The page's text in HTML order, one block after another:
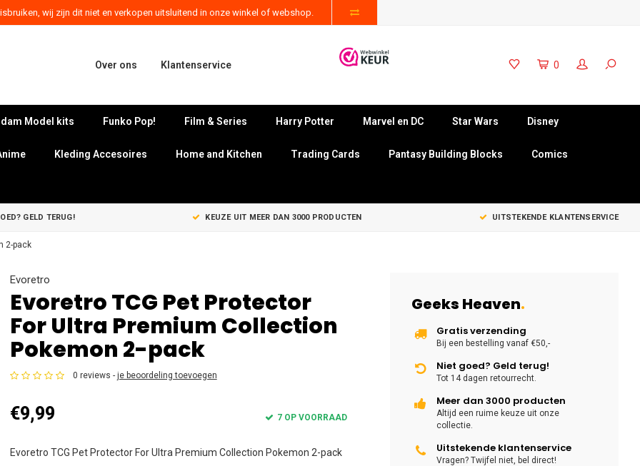
wij zijn dit niet en verkopen uitsluitend in onze winkel of webshop.
Over ons Klantenservice 0
Model kits Funko Pop! Film & Series Harry Potter Marvel en DC Star Wars Disney
Kleding Accesoires Home and Kitchen Trading Cards Pantasy Building Blocks Comics
GELD TERUG! KEUZE UIT MEER DAN 3000 PRODUCTEN UITSTEKENDE KLANTENSERVICE
2-pack
Evoretro
Evoretro TCG Pet Protector
For Ultra Premium Collection
Pokemon 2-pack
0 reviews - je beoordeling toevoegen
€9,99 7 OP VOORRAAD
Evoretro TCG Pet Protector For Ultra Premium Collection Pokemon 2-pack
Geeks Heaven.
Gratis verzending
Bij een bestelling vanaf €50,-
Niet goed? Geld terug!
Tot 14 dagen retourrecht.
Meer dan 3000 producten
Altijd een ruime keuze uit onze
collectie.
Uitstekende klantenservice
Vragen? Twijfel niet, bel direct!